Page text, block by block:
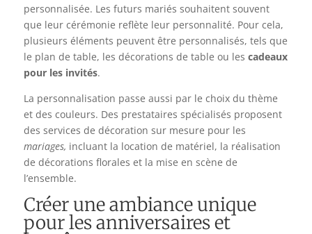
personnalisée. Les futurs mariés souhaitent souvent
que leur cérémonie reflète leur personnalité. Pour cela,
plusieurs éléments peuvent être personnalisés, tels que
le plan de table, les décorations de table ou les cadeaux
pour les invités.
La personnalisation passe aussi par le choix du thème
et des couleurs. Des prestataires spécialisés proposent
des services de décoration sur mesure pour les
mariages, incluant la location de matériel, la réalisation
de décorations florales et la mise en scène de
l’ensemble.
Créer une ambiance unique
pour les anniversaires et